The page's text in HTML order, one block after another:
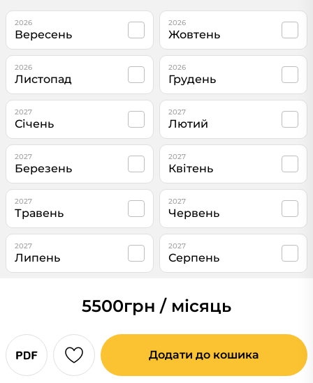
2026
Вересень
2026
Жовтень
2026
Листопад
2026
Грудень
2027
Січень
2027
Лютий
2027
Березень
2027
Квітень
2027
Травень
2027
Червень
2027
Липень
2027
Серпень
5500грн / місяць
Додати до кошика